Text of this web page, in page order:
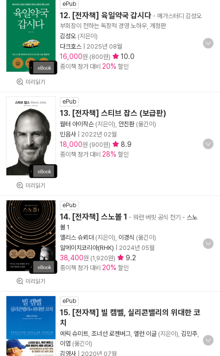
미리읽기
ePub
12. [전자책] 육일약국 갑시다 - 메가스터디 김성오
부회장이 전하는 독창적 경영 노하우, 개정판
김성오 (지은이)
다크호스
2025년 08월
16,000원 (800원) 10.0
종이책 정가 대비 20% 할인
미리읽기
ePub
13. [전자책] 스티브 잡스 (보급판)
월터 아이작슨 (지은이), 안진환 (옮긴이)
민음사
2022년 02월
18,000원 (900원) 8.9
종이책 정가 대비 28% 할인
미리읽기
ePub
14. [전자책] 스노볼 1 - 워런 버핏 공식 전기 - 스노
볼 1
앨리스 슈뢰더 (지은이), 이경식 (옮긴이)
알에이치코리아(RHK)
2024년 05월
38,400원 (1,920원) 9.2
종이책 정가 대비 20% 할인
ePub
15. [전자책] 빌 캠벨, 실리콘밸리의 위대한 코
치
에릭 슈미트 조너선 로젠버그 앨런 이글 (지은이), 김민주
이엽 (옮긴이)
김영사
2020년 07월